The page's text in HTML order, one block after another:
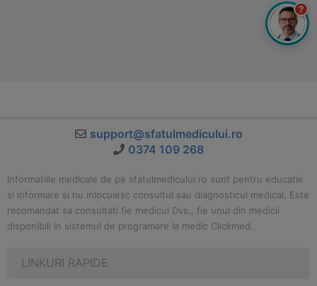
support@sfatulmedicului.ro
0374 109 268
Informatiile medicale de pe sfatulmedicului.ro sunt pentru educatie
si informare si nu inlocuiesc consultul sau diagnosticul medical. Este
recomandat sa consultati fie medicul Dvs., fie unul din medicii
disponibili in sistemul de programare la medic Clickmed.
LINKURI RAPIDE
?